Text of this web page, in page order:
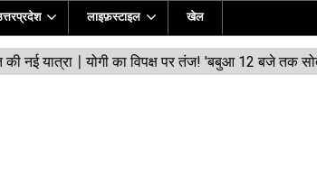
लाइफ़स्टाइल खेल